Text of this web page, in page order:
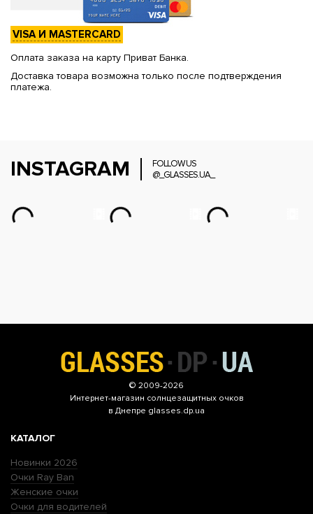
VISA И MASTERCARD
Оплата заказа на карту Приват Банка.
Доставка товара возможна только после подтверждения
платежа.
INSTAGRAM
FOLLOW US
@_GLASSES.UA_
© 2009-2026
Интернет-магазин солнцезащитных очков
в Днепре glasses.dp.ua
КАТАЛОГ
Новинки 2026
Очки Ray Ban
Женские очки
Очки для водителей